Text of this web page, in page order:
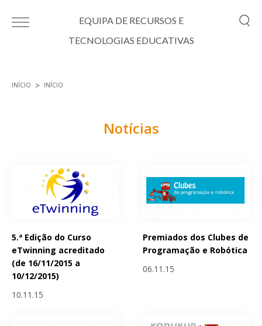
EQUIPA DE RECURSOS E
TECNOLOGIAS EDUCATIVAS
INÍCIO INÍCIO
Notícias
5.ª Edição do Curso
eTwinning acreditado
(de 16/11/2015 a
10/12/2015)
10.11.15
Premiados dos Clubes de
Programação e Robótica
06.11.15
Páginas